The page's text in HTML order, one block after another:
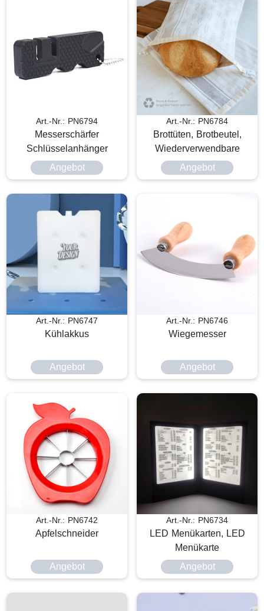
Art.-Nr.: PN6794
Messerschärfer
Schlüsselanhänger
Angebot
Art.-Nr.: PN6784
Brottüten, Brotbeutel,
Wiederverwendbare
Angebot
Art.-Nr.: PN6747
Kühlakkus
Angebot
Art.-Nr.: PN6746
Wiegemesser
Angebot
Art.-Nr.: PN6742
Apfelschneider
Angebot
Art.-Nr.: PN6734
LED Menükarten, LED
Menükarte
Angebot